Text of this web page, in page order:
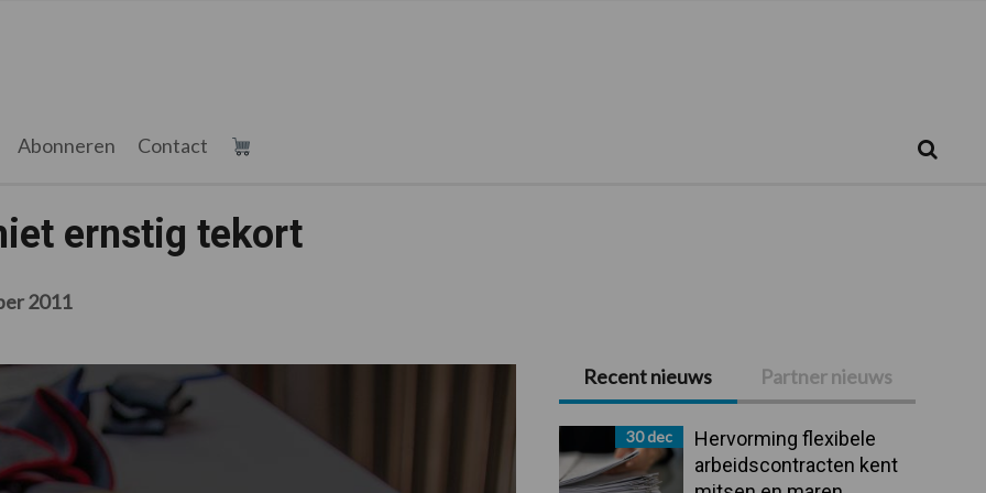
Abonneren Contact
ernstig tekort
2011
Primaire
Sidebar
Recent nieuws Partner nieuws
30 dec
Hervorming flexibele
arbeidscontracten kent